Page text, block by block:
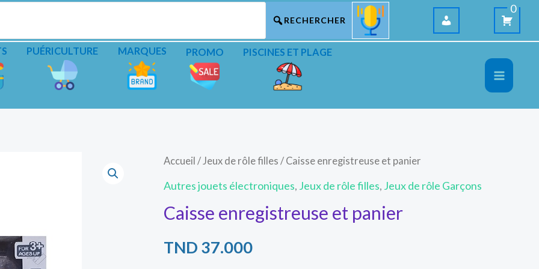
0
PUÉRICULTURE MARQUES PROMO PISCINES ET PLAGE
Accueil /Jeux de rôle filles / Caisse enregistreuse et panier
Autres jouets électroniques, Jeux de rôle filles, Jeux de rôle Garçons
Caisse enregistreuse et panier
TND 37.000
quantité
de
enregistreuse
et